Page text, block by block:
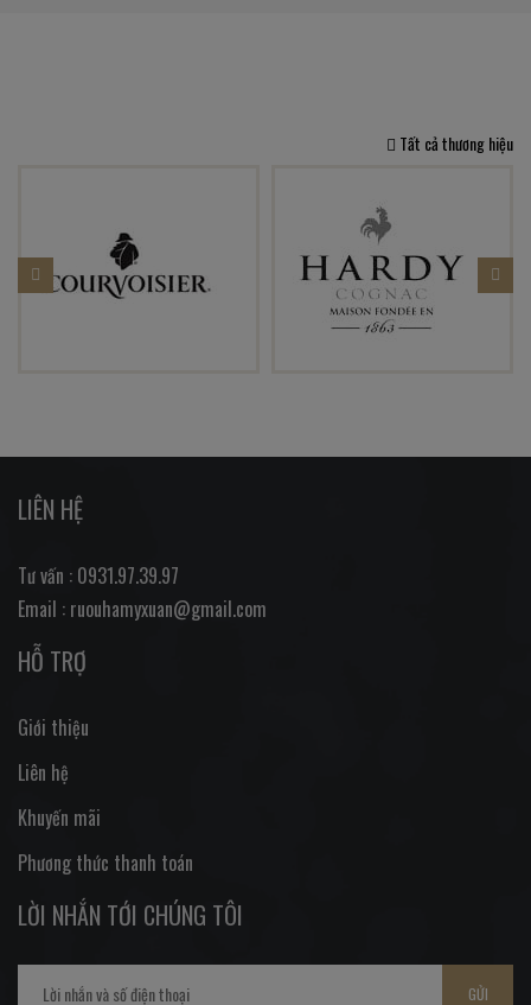
Tất cả thương hiệu
LIÊN HỆ
Tư vấn : 0931.97.39.97
Email : ruouhamyxuan@gmail.com
HỖ TRỢ
Giới thiệu
Liên hệ
Khuyến mãi
Phương thức thanh toán
LỜI NHẮN TỚI CHÚNG TÔI
GỬI